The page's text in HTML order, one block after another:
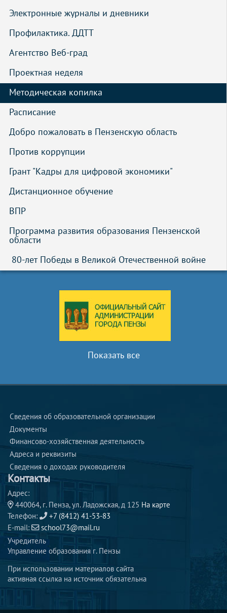
Электронные журналы и дневники
Профилактика. ДДТТ
Агентство Веб-град
Проектная неделя
Методическая копилка
Расписание
Добро пожаловать в Пензенскую область
Против коррупции
Грант "Кадры для цифровой экономики"
Дистанционное обучение
ВПР
Программа развития образования Пензенской
области
80-лет Победы в Великой Отечественной войне
Показать все
Сведения об образовательной организации
Документы
Финансово-хозяйственная деятельность
Адреса и реквизиты
Сведения о доходах руководителя
Контакты
Адрес:
440064, г. Пенза, ул. Ладожская, д 125 На карте
Телефон:
+7 (8412) 41-53-83
E-mail:
school73@mail.ru
Учредитель
Управление образования г. Пензы
При использовании материалов сайта
активная ссылка на источник обязательна